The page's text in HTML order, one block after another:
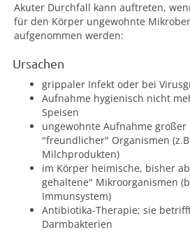
Akuter Durchfall kann auftreten,
für den Körper ungewohnte
aufgenommen werden:
Ursachen
grippaler Infekt oder bei
Aufnahme hygienisch nicht
Speisen
ungewohnte Aufnahme großer
"freundlicher" Organismen
Milchprodukten)
im Körper heimische, bisher
gehaltene" Mikroorganismen
Immunsystem)
Antibiotika-Therapie; sie
Darmbakterien